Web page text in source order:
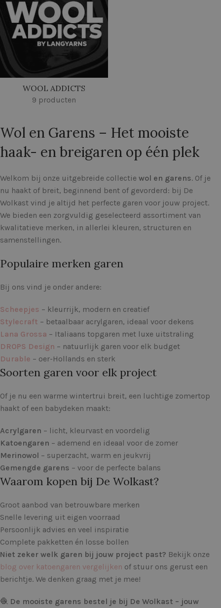
WOOL ADDICTS
9 producten
Wol en Garens – Het mooiste
haak- en breigaren op één plek
Welkom bij onze uitgebreide collectie wol en garens. Of je
nu haakt of breit, beginnend bent of gevorderd: bij De
Wolkast vind je altijd het perfecte garen voor jouw project.
We bieden een zorgvuldig geselecteerd assortiment van
kwalitatieve merken, in allerlei kleuren, structuren en
samenstellingen.
Populaire merken garen
Bij ons vind je onder andere:
Scheepjes – kleurrijk, modern en creatief
Stylecraft – betaalbaar acrylgaren, ideaal voor dekens
Lana Grossa – Italiaans topgaren met luxe uitstraling
DROPS Design – natuurlijk garen voor elk budget
Durable – oer-Hollands en sterk
Soorten garen voor elk project
Of je nu een warme wintertrui breit, een luchtige zomertop
haakt of een babydeken maakt:
Acrylgaren – licht, kleurvast en voordelig
Katoengaren – ademend en ideaal voor de zomer
Merinowol – superzacht, warm en jeukvrij
Gemengde garens – voor de perfecte balans
Waarom kopen bij De Wolkast?
Groot aanbod van betrouwbare merken
Snelle levering uit eigen voorraad
Persoonlijk advies en veel inspiratie
Complete pakketten én losse bollen
Niet zeker welk garen bij jouw project past? Bekijk onze
blog over katoengaren vergelijken of stuur ons gerust een
berichtje. We denken graag met je mee!
🧶 De mooiste garens bestel je bij De Wolkast – jouw